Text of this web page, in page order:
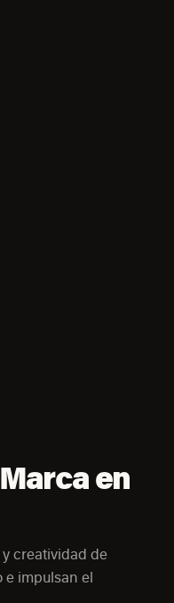
en
creatividad de
e impulsan el